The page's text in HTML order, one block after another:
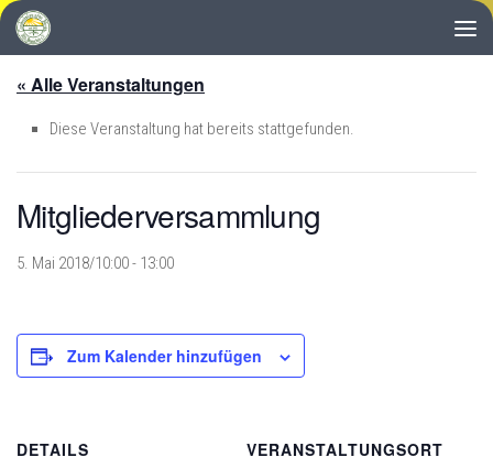
Zum Inhalt springen
« Alle Veranstaltungen
Diese Veranstaltung hat bereits stattgefunden.
Mitgliederversammlung
5. Mai 2018/10:00- 13:00
Zum Kalender hinzufügen
DETAILS
VERANSTALTUNGSORT